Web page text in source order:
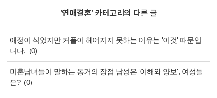
'연애결혼' 카테고리의 다른 글
애정이 식었지만 커플이 헤어지지 못하는 이유는 '이것' 때문입
니다. (0)
미혼남녀들이 말하는 동거의 장점 남성은 '이해와 양보', 여성들
은? (0)